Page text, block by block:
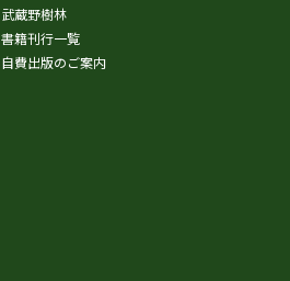
武蔵野樹林
書籍刊行一覧
自費出版のご案内